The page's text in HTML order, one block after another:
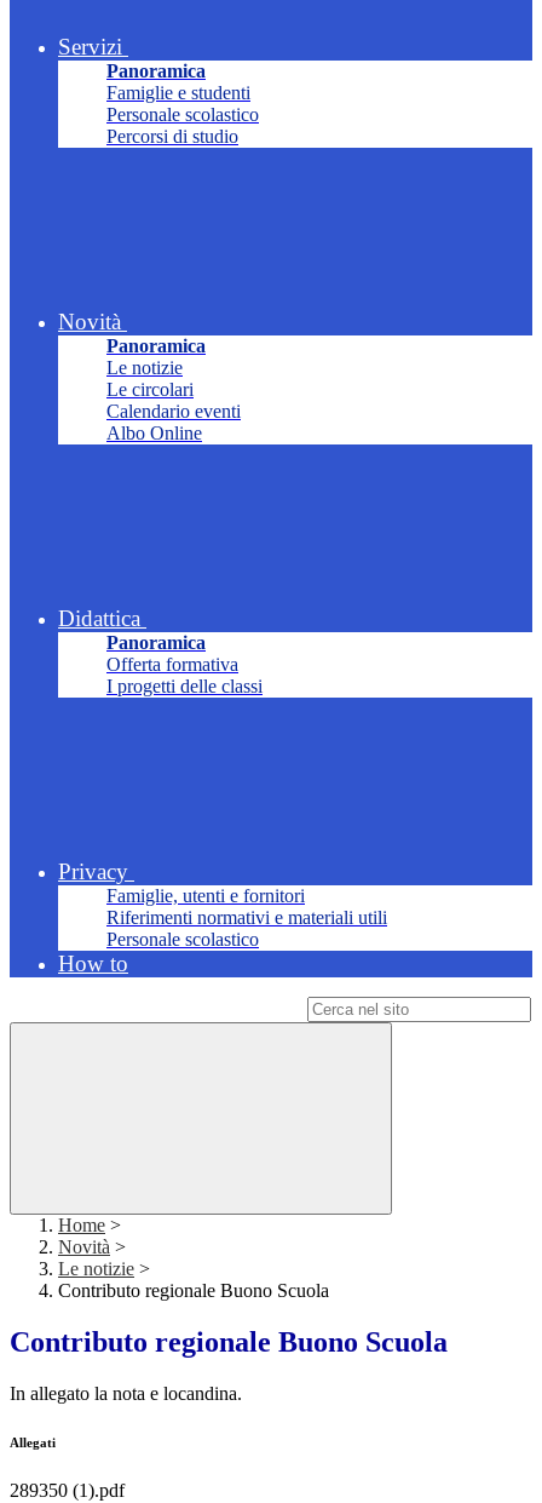
Servizi
Panoramica
Famiglie e studenti
Personale scolastico
Percorsi di studio
Novità
Panoramica
Le notizie
Le circolari
Calendario eventi
Albo Online
Didattica
Panoramica
Offerta formativa
I progetti delle classi
Privacy
Famiglie, utenti e fornitori
Riferimenti normativi e materiali utili
Personale scolastico
How to
Home >
Novità >
Le notizie >
Contributo regionale Buono Scuola
Contributo regionale Buono Scuola
In allegato la nota e locandina.
Allegati
289350 (1).pdf